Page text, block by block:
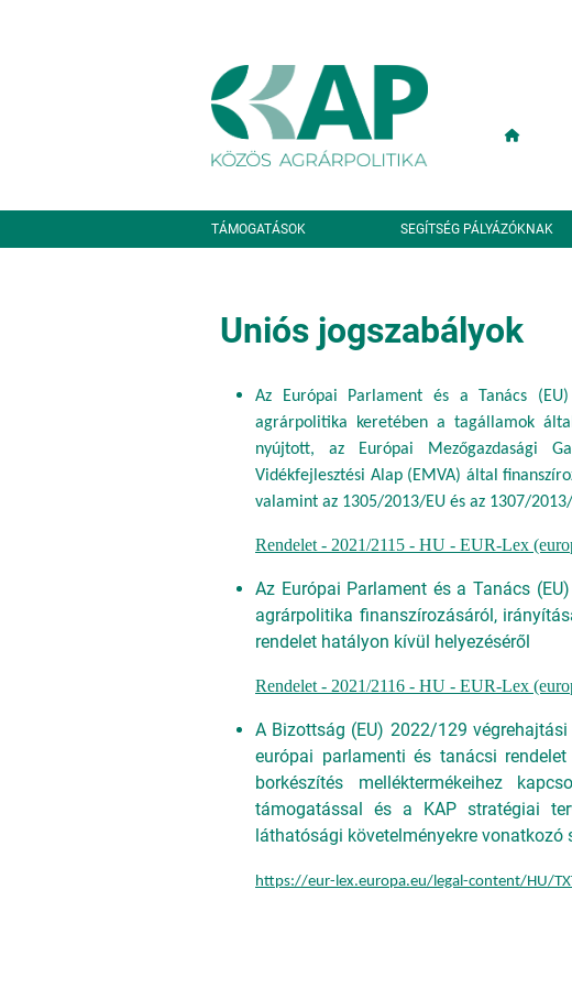
Fő
Másodlagos navigáció
TÁMOGATÁSOK SEGÍTSÉG PÁLYÁZÓKNAK
Uniós jogszabályok
Az Európai Parlament és a Tanács
agrárpolitika keretében a tagállamok
nyújtott, az Európai Mezőgazdasági
Vidékfejlesztési Alap (EMVA) által
valamint az 1305/2013/EU és az 1307/
Rendelet - 2021/2115 - HU - EUR-Lex
Az Európai Parlament és a Tanács
agrárpolitika finanszírozásáról,
rendelet hatályon kívül helyezéséről
Rendelet - 2021/2116 - HU - EUR-Lex
A Bizottság (EU) 2022/129
európai parlamenti és tanácsi
borkészítés melléktermékeihez
támogatással és a KAP stratégiai
láthatósági követelményekre
https://eur-lex.europa.eu/legal-content/HU/